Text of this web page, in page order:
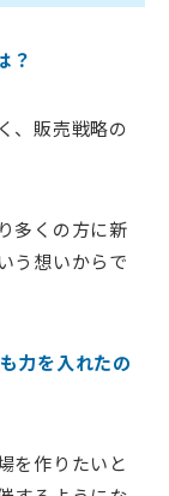
？
、販売戦略の
多くの方に新
う想いからで
力を入れたの
を作りたいと